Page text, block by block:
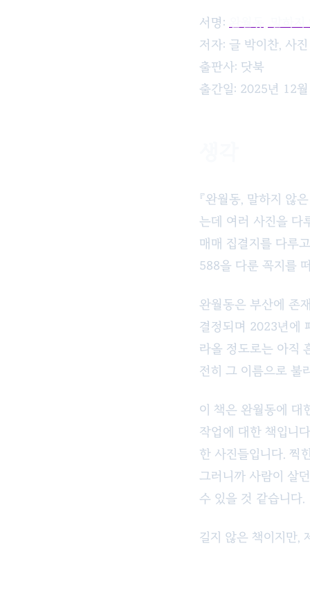
서명:
저자: 글 박이찬, 사
출판사: 닷북
출간일: 2025년 12
『완월동, 말하지 않
는데 여러 사진을 다
매매 집결지를 다루
588을 다룬 꼭지를
완월동은 부산에 존
결정되며 2023년에
라올 정도로는 아직
전히 그 이름으로 불
이 책은 완월동에 대
작업에 대한 책입니
한 사진들입니다. 찍
그러니까 사람이 살
수 있을 것 같습니다.
길지 않은 책이지만,